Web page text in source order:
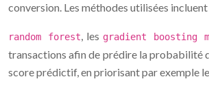
conversion. Les méthodes utilisées
random forest, les gradient boosting
transactions afin de prédire la probabilité
score prédictif, en priorisant par exemple